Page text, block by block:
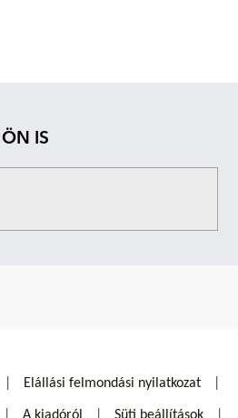
IS
Elállási felmondási nyilatkozat